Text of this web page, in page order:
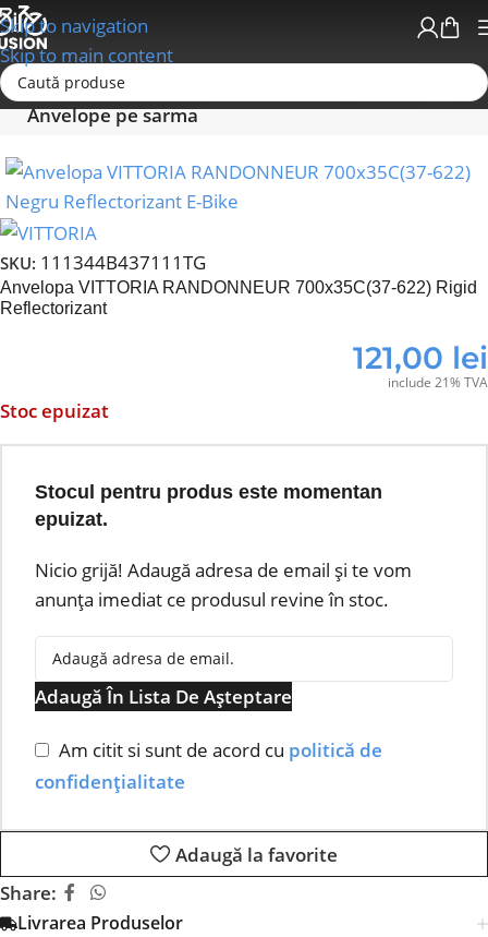
Skip to navigation
Skip to main content
Prima pagină
Anvelope pe sarma
SKU: 111344B437111TG
Anvelopa VITTORIA RANDONNEUR 700x35C(37-622) Rigid
Reflectorizant
121,00 lei
include 21% TVA
Stoc epuizat
Stocul pentru produs este momentan
epuizat.
Nicio grijă! Adaugă adresa de email și te vom
anunța imediat ce produsul revine în stoc.
Adaugă În Lista De Așteptare
Am citit si sunt de acord cu politică de
confidențialitate
Adaugă la favorite
Share:
Livrarea Produselor